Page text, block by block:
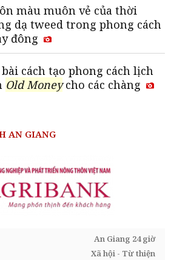
màu muôn vẻ của thời
dạ tweed trong phong cách
đông
bài cách tạo phong cách lịch
Old Moneycho các chàng
AN GIANG
An Giang 24 giờ
Xã hội - Từ thiện